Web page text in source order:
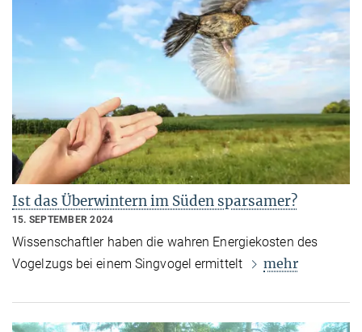
Ist das Überwintern im Süden sparsamer?
15. SEPTEMBER 2024
Wissenschaftler haben die wahren Energiekosten des
Vogelzugs bei einem Singvogel ermittelt
mehr